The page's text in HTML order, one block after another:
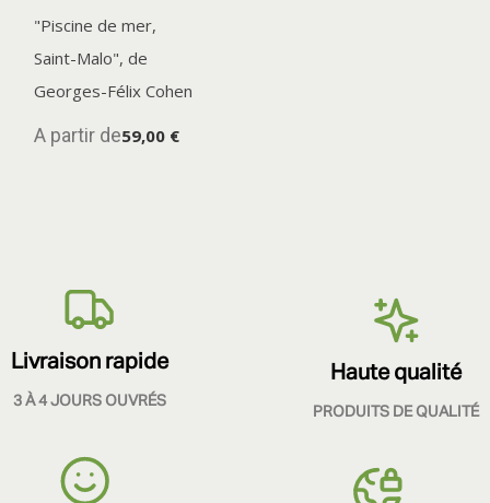
"Piscine de mer,
Saint-Malo", de
Georges-Félix Cohen
A partir de59,00 €
Livraison rapide
3 À 4 JOURS OUVRÉS
Haute qualité
PRODUITS DE QUALITÉ